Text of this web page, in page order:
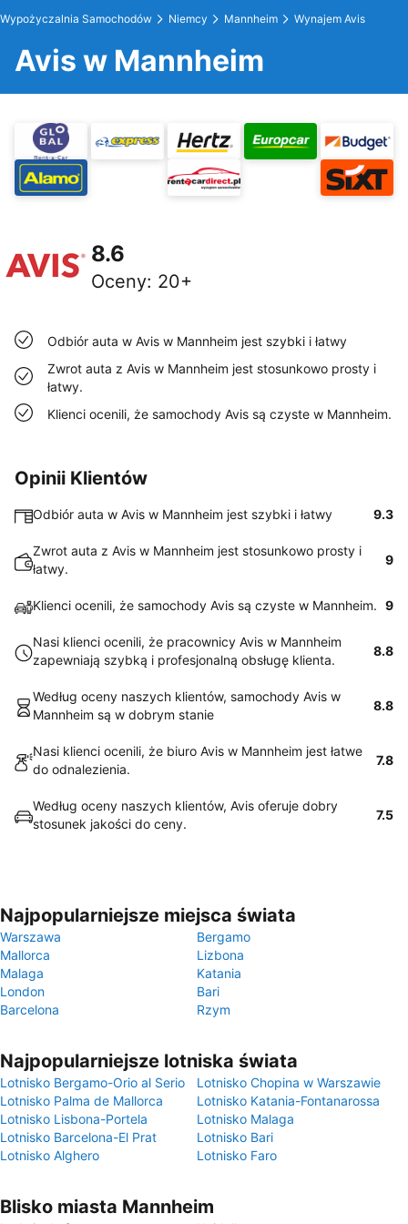
Wypożyczalnia Samochodów Niemcy Mannheim Wynajem Avis
Avis w Mannheim
8.6
Oceny: 20+
Odbiór auta w Avis w Mannheim jest szybki i łatwy
Zwrot auta z Avis w Mannheim jest stosunkowo prosty i
łatwy.
Klienci ocenili, że samochody Avis są czyste w Mannheim.
Opinii Klientów
Odbiór auta w Avis w Mannheim jest szybki i łatwy 9.3
Zwrot auta z Avis w Mannheim jest stosunkowo prosty i
łatwy.
9
Klienci ocenili, że samochody Avis są czyste w Mannheim. 9
Nasi klienci ocenili, że pracownicy Avis w Mannheim
zapewniają szybką i profesjonalną obsługę klienta.
8.8
Według oceny naszych klientów, samochody Avis w
Mannheim są w dobrym stanie
8.8
Nasi klienci ocenili, że biuro Avis w Mannheim jest łatwe
do odnalezienia.
7.8
Według oceny naszych klientów, Avis oferuje dobry
stosunek jakości do ceny.
7.5
Najpopularniejsze miejsca świata
Warszawa
Bergamo
Mallorca
Lizbona
Malaga
Katania
London
Bari
Barcelona
Rzym
Najpopularniejsze lotniska świata
Lotnisko Bergamo-Orio al Serio
Lotnisko Chopina w Warszawie
Lotnisko Palma de Mallorca
Lotnisko Katania-Fontanarossa
Lotnisko Lisbona-Portela
Lotnisko Malaga
Lotnisko Barcelona-El Prat
Lotnisko Bari
Lotnisko Alghero
Lotnisko Faro
Blisko miasta Mannheim